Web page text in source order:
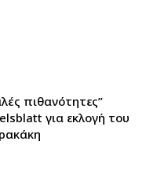
πιθανότητες”
για εκλογή του